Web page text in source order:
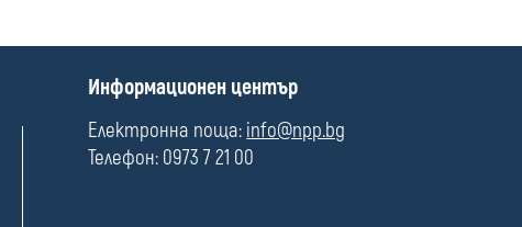
П
л
е
Информационен център
Електронна поща: info@npp.bg
Телефон: 0973 7 21 00